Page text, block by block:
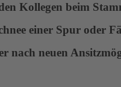
Kollegen beim
einer Spur oder
nach neuen